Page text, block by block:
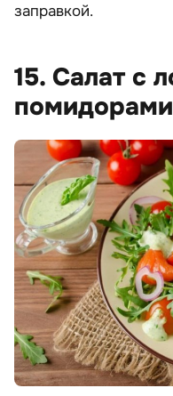
заправкой.
15. Салат с